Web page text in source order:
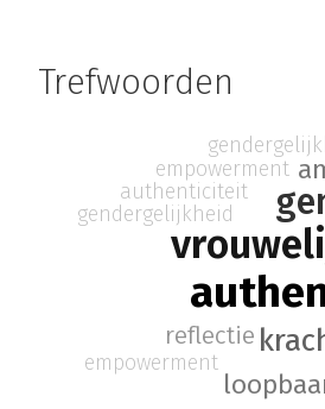
Trefwoorden
reflectie
gendergelijkheid
empowerment
authenticiteit
empowerment